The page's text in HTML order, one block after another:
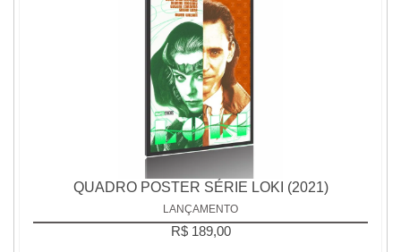
QUADRO POSTER SÉRIE LOKI (2021)
LANÇAMENTO
R$ 189,00